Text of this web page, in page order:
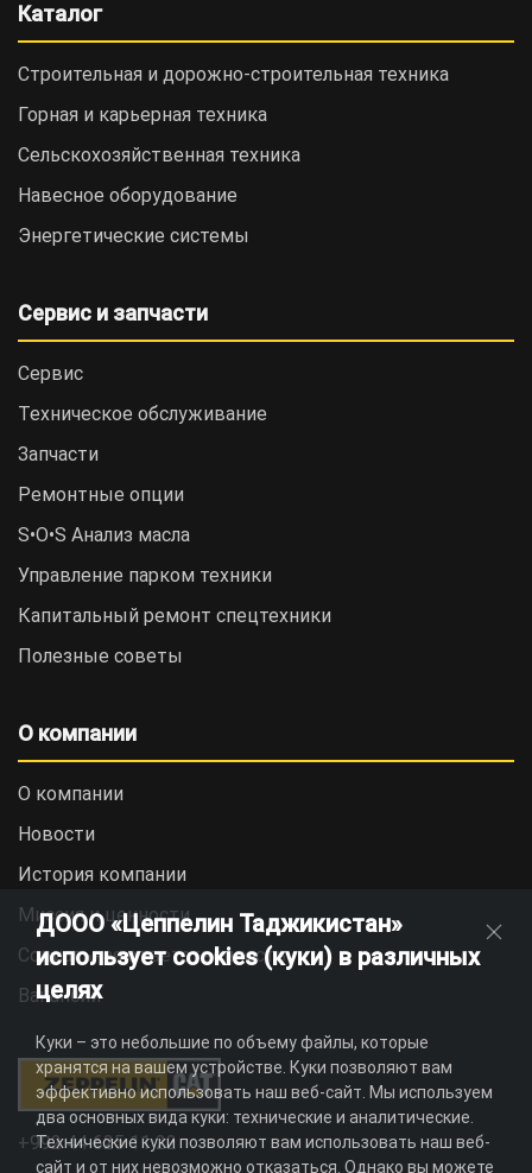
Каталог
Строительная и дорожно-cтроительная техника
Горная и карьерная техника
Сельскохозяйственная техника
Навесное оборудование
Энергетические системы
Сервис и запчасти
Сервис
Техническое обслуживание
Запчасти
Ремонтные опции
S•O•S Анализ масла
Управление парком техники
Капитальный ремонт спецтехники
Полезные советы
О компании
О компании
Новости
История компании
Миссия и ценности
Социальная ответственность
Вакансии
+992 44 625 11 22
ДООО «Цеппелин Таджикистан»
использует cookies (куки) в различных
целях
Куки – это небольшие по объему файлы, которые
хранятся на вашем устройстве. Куки позволяют вам
эффективно использовать наш веб-сайт. Мы используем
два основных вида куки: технические и аналитические.
Технические куки позволяют вам использовать наш веб-
сайт и от них невозможно отказаться. Однако вы можете